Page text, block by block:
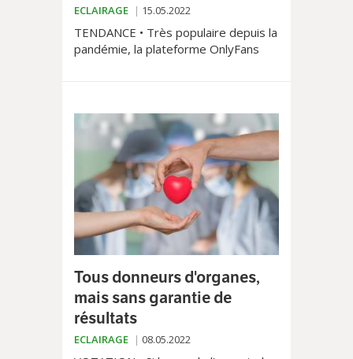
ECLAIRAGE 15.05.2022
TENDANCE • Très populaire depuis la
pandémie, la plateforme OnlyFans
arrondir leurs fins de mois, s’exhiber
sans contrainte ou par simple jeu.
Tous donneurs d'organes,
mais sans garantie de
résultats
ECLAIRAGE 08.05.2022